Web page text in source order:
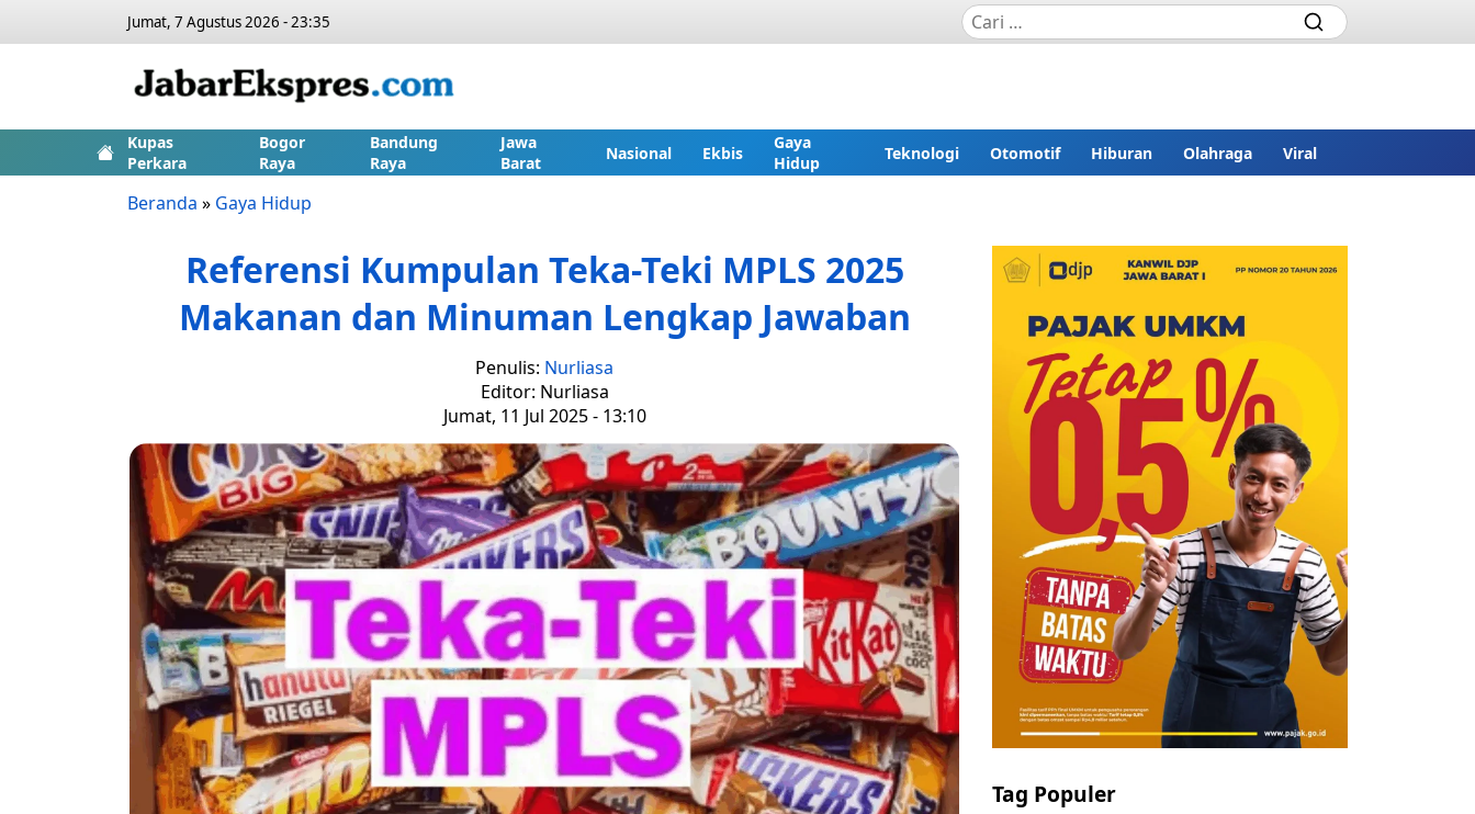
Jumat, 7 Agustus 2026 - 23:35
Kupas
Perkara
Bogor
Raya
Bandung
Raya
Jawa
Barat
Nasional Ekbis
Gaya
Hidup
Teknologi Otomotif Hiburan Olahraga Viral
Beranda » Gaya Hidup
Referensi Kumpulan Teka-Teki MPLS 2025
Makanan dan Minuman Lengkap Jawaban
Penulis: Nurliasa
Editor: Nurliasa
Jumat, 11 Jul 2025 - 13:10
Tag Populer